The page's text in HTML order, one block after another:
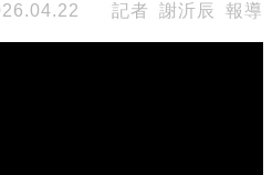
記者 謝沂辰 報導